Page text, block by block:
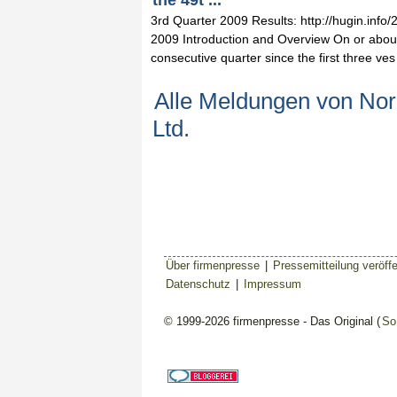
3rd Quarter 2009 Results: http://
2009 Introduction and Overview On or
consecutive quarter since the first three
Alle Meldungen von
Ltd.
Über firmenpresse
Pressemitteilung
Datenschutz
Impressum
© 1999-2026 firmenpresse - Das Original (